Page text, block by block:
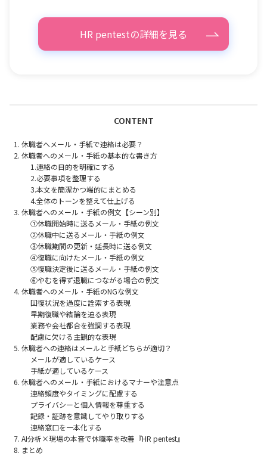
HR pentestの詳細を見る
CONTENT
休職者へメール・手紙で連絡は必要？
休職者へのメール・手紙の基本的な書き方
1.連絡の目的を明確にする
2.必要事項を整理する
3.本文を簡潔かつ端的にまとめる
4.全体のトーンを整えて仕上げる
休職者へのメール・手紙の例文【シーン別】
①休職開始時に送るメール・手紙の例文
②休職中に送るメール・手紙の例文
③休職期間の更新・延長時に送る例文
④復職に向けたメール・手紙の例文
⑤復職決定後に送るメール・手紙の例文
⑥やむを得ず退職につながる場合の例文
休職者へのメール・手紙のNGな例文
回復状況を過度に詮索する表現
早期復職や結論を迫る表現
業務や会社都合を強調する表現
配慮に欠ける主観的な表現
休職者への連絡はメールと手紙どちらが適切？
メールが適しているケース
手紙が適しているケース
休職者へのメール・手紙におけるマナーや注意点
連絡頻度やタイミングに配慮する
プライバシーと個人情報を尊重する
記録・証跡を意識してやり取りする
連絡窓口を一本化する
AI分析×現場の本音で休職率を改善『HR pentest』
まとめ